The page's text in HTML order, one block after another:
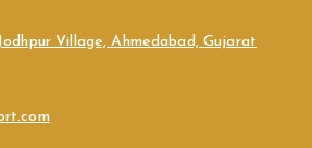
Village, Ahmedabad, Gujarat